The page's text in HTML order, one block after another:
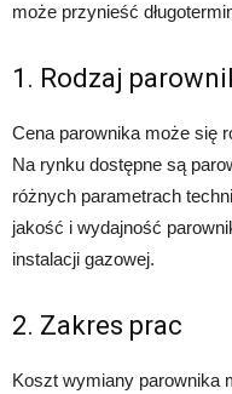
może przynieść
1. Rodzaj
Cena parownika może się
Na rynku dostępne są
różnych parametrach
jakość i wydajność
instalacji gazowej.
2. Zakres prac
Koszt wymiany parownika